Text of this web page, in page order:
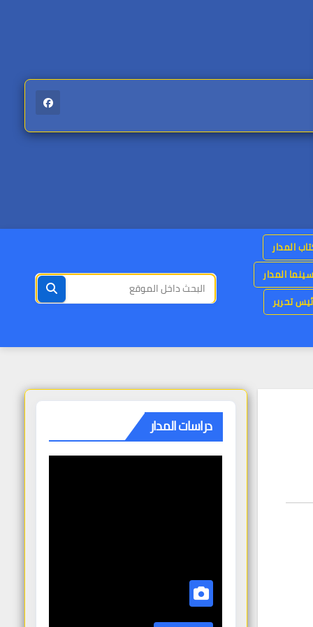
المدار
سينما المدار
تحرير
دراسات المدار